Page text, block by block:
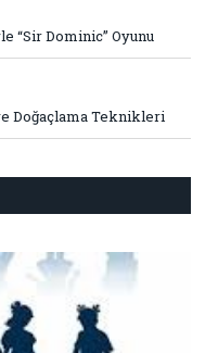
“Sir Dominic” Oyunu
Doğaçlama Teknikleri